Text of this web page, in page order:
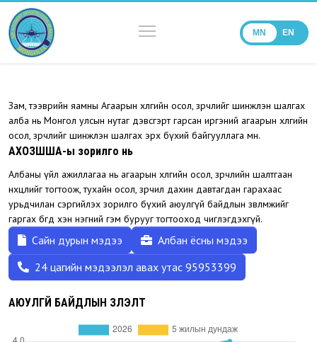
MN EN
Зам, тээврийн яамны Агаарын хөлгийн осол, зөрчлийг шинжлэн шалгах
алба нь Монгол улсын нутаг дэвсгэрт гарсан иргэний агаарын хөлгийн
осол, зөрчлийг шинжлэн шалгах эрх бүхий байгууллага мөн.
АХОЗШША-ы зорилго нь
Албаны үйл ажиллагаа нь агаарын хөлгийн осол, зөрчлийн шалтгаан
нөхцлийг тогтоож, тухайн осол, зөрчил дахин давтагдан гарахаас
урьдчилан сэргийлэх зорилго бүхий аюулгүй байдлын зөвлөмжийг
гаргах бөгөөд хэн нэгний гэм бурууг тогтооход чиглэгдэхгүй.
Сайн дурын мэдээ
Албан ёсны мэдээ
24 цагийн мэдээлэл авах утас 95953399
АЮУЛГҮЙ БАЙДЛЫН ҮЗҮҮЛЭЛТ